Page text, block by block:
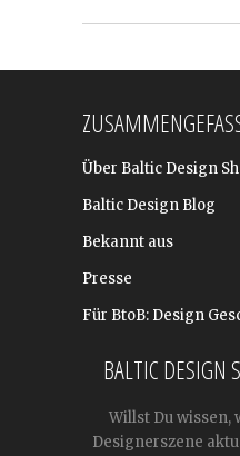
Über Baltic Design
Baltic Design Blog
Bekannt aus
Presse
Für BtoB: Design
BALTIC DESIGN
Willst Du wissen,
Designerszene